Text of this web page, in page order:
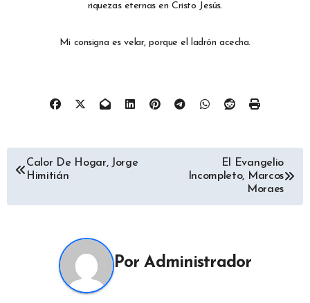
riquezas eternas en Cristo Jesús.
Mi consigna es velar, porque el ladrón acecha.
Navegación
Calor De Hogar, Jorge
Himitián
El Evangelio
Incompleto, Marcos
Moraes
PorAdministrador